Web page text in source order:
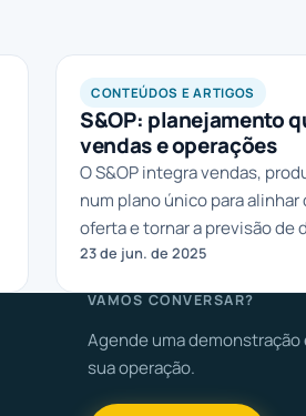
CONTEÚDOS E ARTIGOS
S&OP: planejamento
vendas e operações
O S&OP integra vendas,
num plano único para alinhar
oferta e tornar a previsão de
mais precisa.
23 de jun. de 2025
VAMOS CONVERSAR?
Agende uma demonstração
sua operação.